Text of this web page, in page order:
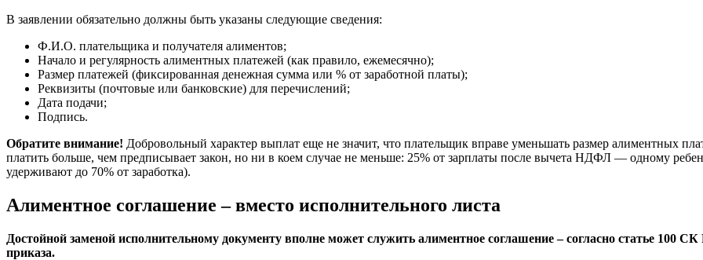
В заявлении обязательно должны быть указаны следующие сведения:
Ф.И.О. плательщика и получателя алиментов;
Начало и регулярность алиментных платежей (как правило, ежемесячно);
Размер платежей (фиксированная денежная сумма или % от заработной платы);
Реквизиты (почтовые или банковские) для перечислений;
Дата подачи;
Подпись.
Обратите внимание! Добровольный характер выплат еще не значит, что плательщик вправе уменьшать размер алиментных
платить больше, чем предписывает закон, но ни в коем случае не меньше: 25% от зарплаты после вычета НДФЛ — одному
удерживают до 70% от заработка).
Алиментное соглашение – вместо исполнительного листа
Достойной заменой исполнительному документу вполне может служить алиментное соглашение – согласно статье 100
приказа.